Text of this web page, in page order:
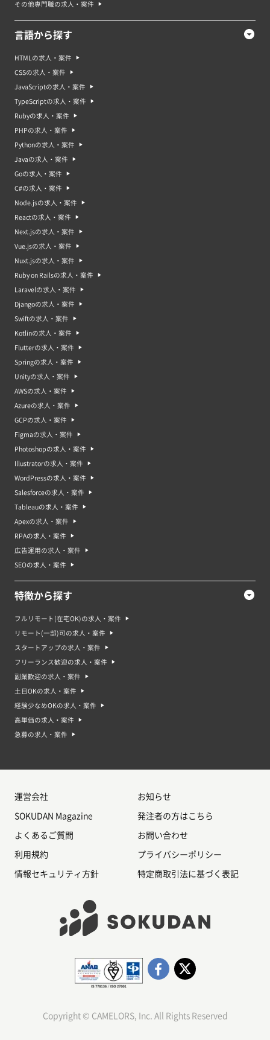
その他専門職の求人・案件
言語から探す
HTMLの求人・案件
CSSの求人・案件
JavaScriptの求人・案件
TypeScriptの求人・案件
Rubyの求人・案件
PHPの求人・案件
Pythonの求人・案件
Javaの求人・案件
Goの求人・案件
C#の求人・案件
Node.jsの求人・案件
Reactの求人・案件
Next.jsの求人・案件
Vue.jsの求人・案件
Nuxt.jsの求人・案件
Ruby on Railsの求人・案件
Laravelの求人・案件
Djangoの求人・案件
Swiftの求人・案件
Kotlinの求人・案件
Flutterの求人・案件
Springの求人・案件
Unityの求人・案件
AWSの求人・案件
Azureの求人・案件
GCPの求人・案件
Figmaの求人・案件
Photoshopの求人・案件
Illustratorの求人・案件
WordPressの求人・案件
Salesforceの求人・案件
Tableauの求人・案件
Apexの求人・案件
RPAの求人・案件
広告運用の求人・案件
SEOの求人・案件
特徴から探す
フルリモート(在宅OK)の求人・案件
リモート(一部)可の求人・案件
スタートアップの求人・案件
フリーランス歓迎の求人・案件
副業歓迎の求人・案件
土日OKの求人・案件
経験少なめOKの求人・案件
高単価の求人・案件
急募の求人・案件
運営会社 お知らせ
SOKUDAN Magazine 発注者の方はこちら
よくあるご質問 お問い合わせ
利用規約 プライバシーポリシー
情報セキュリティ方針 特定商取引法に基づく表記
Copyright © CAMELORS, Inc. All Rights Reserved